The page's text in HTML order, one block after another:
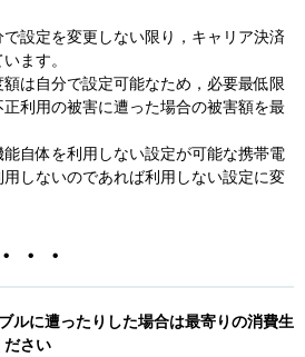
設定を変更しない限り，キャリア決済
ます。
は自分で設定可能なため，必要最低限
利用の被害に遭った場合の被害額を最
自体を利用しない設定が可能な携帯電
しないのであれば利用しない設定に変
・・
ルに遭ったりした場合は最寄りの消費生
ださい